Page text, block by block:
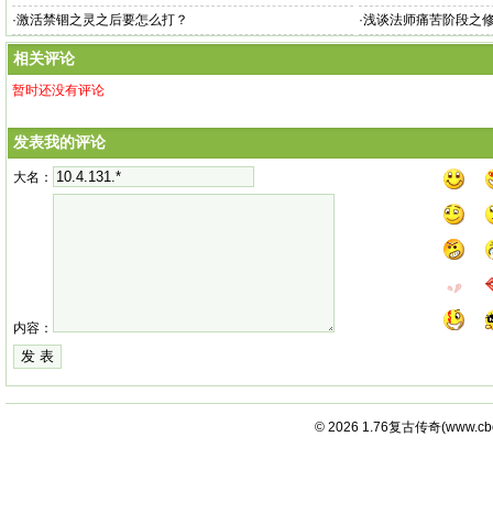
·激活禁锢之灵之后要怎么打？ ·浅谈法师痛苦阶段之
相关评论
暂时还没有评论
发表我的评论
大名：
内容：
© 2026 1.76复古传奇(